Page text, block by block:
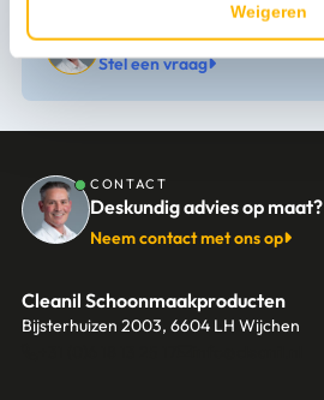
Weigeren
Persoonlijk advies nodig?
Stel een vraag
CONTACT
Deskundig advies op maat?
Neem contact met ons op
Cleanil Schoonmaakproducten
Bijsterhuizen 2003, 6604 LH Wijchen